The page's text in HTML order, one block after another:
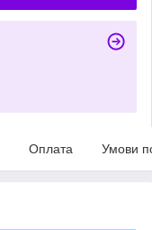
Оплата Умови